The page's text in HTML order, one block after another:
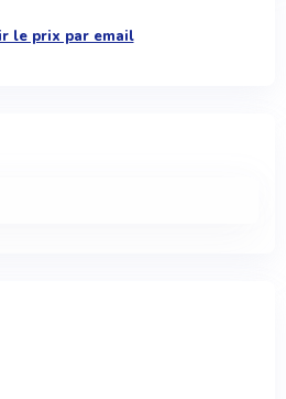
le prix par email